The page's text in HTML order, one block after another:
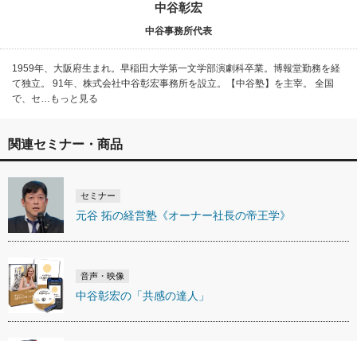
中谷彰宏
中谷事務所代表
1959年、大阪府生まれ。早稲田大学第一文学部演劇科卒業。博報堂勤務を経
て独立。 91年、株式会社中谷彰宏事務所を設立。【中谷塾】を主宰。 全国
で、セ…もっと見る
関連セミナー・商品
セミナー
元谷 拓の経営塾《オーナー社長の帝王学》
音声・映像
中谷彰宏の「共感の達人」